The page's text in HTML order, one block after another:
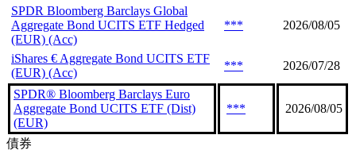
SPDR Bloomberg Barclays Global
Aggregate Bond UCITS ETF Hedged
(EUR) (Acc)
*** 2026/08/05
iShares € Aggregate Bond UCITS ETF
(EUR) (Acc)
*** 2026/07/28
SPDR® Bloomberg Barclays Euro
Aggregate Bond UCITS ETF (Dist)
(EUR)
*** 2026/08/05
債券